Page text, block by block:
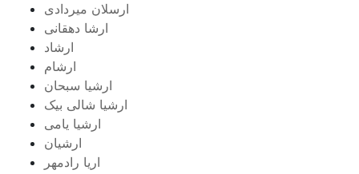
ارسلان میردادی
ارشا دهقانی
ارشاد
ارشام
ارشیا سبحان
ارشیا شالی بیک
ارشیا یامی
ارشیان
اریا رادمهر